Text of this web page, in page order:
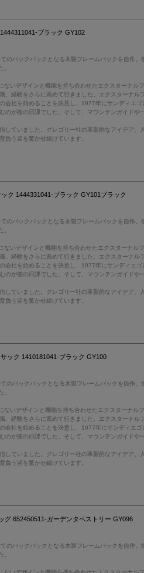
ブラック GY102
バックパックとなる木製フレームパックを自
。
いデザインと機能を持ち合わせたエクスターナ
経験をさらに高めて行きました。エクスターナ
社を始めることを決意し、1977年にサンディ
が彼の日課でした。そして、マウンテンガイド
ていました。グレゴリー社の革新的なアイデア
負う皆を驚かせ続けています。
ク 1444331041-ブラック GY101ブラック
バックパックとなる木製フレームパックを自
。
いデザインと機能を持ち合わせたエクスターナ
経験をさらに高めて行きました。エクスターナ
社を始めることを決意し、1977年にサンディ
が彼の日課でした。そして、マウンテンガイド
ていました。グレゴリー社の革新的なアイデア
負う皆を驚かせ続けています。
ック 1410181041-ブラック GY100
バックパックとなる木製フレームパックを自
。
いデザインと機能を持ち合わせたエクスターナ
経験をさらに高めて行きました。エクスターナ
社を始めることを決意し、1977年にサンディ
が彼の日課でした。そして、マウンテンガイド
ていました。グレゴリー社の革新的なアイデア
負う皆を驚かせ続けています。
グ 652450511-ガーデンタペストリー GY096
バックパックとなる木製フレームパックを自
。